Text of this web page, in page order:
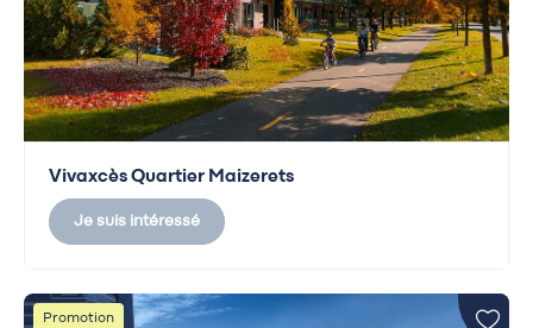
Vivaxcès Quartier Maizerets
Je suis intéressé
Promotion